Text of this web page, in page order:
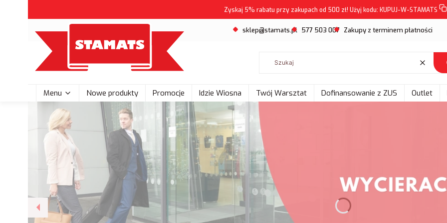
Zyskaj 5% rabatu przy zakupach od 500 zł! Użyj kodu: KUPUJ-W-STAMATS
sklep@stamats.pl 577 503 007 Zakupy z terminem płatności
Wyczyść
Menu Nowe produkty Promocje Idzie Wiosna Twój Warsztat Dofinansowanie z ZUS Outlet